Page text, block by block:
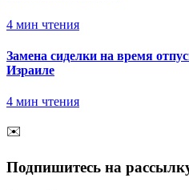
4 мин чтения
Замена сиделки на время
Израиле
4 мин чтения
✉️
Подпишитесь на